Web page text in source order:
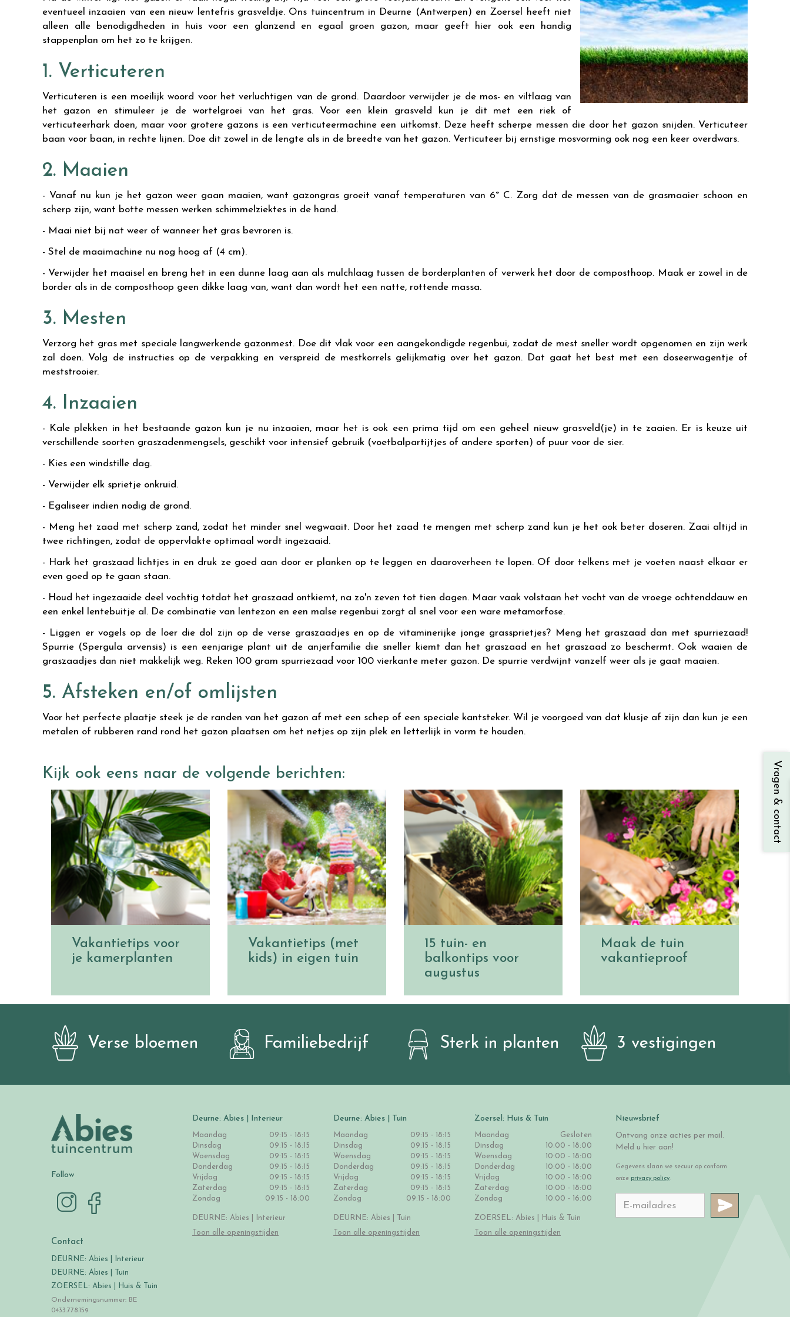
eventueel inzaaien van een nieuw lentefris grasveldje. Ons tuincentrum in Deurne (Antwerpen) en Zoersel heeft niet
alleen alle benodigdheden in huis voor een glanzend en egaal groen gazon, maar geeft hier ook een handig
stappenplan om het zo te krijgen.
1. Verticuteren
Verticuteren is een moeilijk woord voor het verluchtigen van de grond. Daardoor verwijder je de mos- en viltlaag van
het gazon en stimuleer je de wortelgroei van het gras. Voor een klein grasveld kun je dit met een riek of
verticuteerhark doen, maar voor grotere gazons is een verticuteermachine een uitkomst. Deze heeft scherpe messen die door het gazon snijden. Verticuteer
baan voor baan, in rechte lijnen. Doe dit zowel in de lengte als in de breedte van het gazon. Verticuteer bij ernstige mosvorming ook nog een keer overdwars.
2. Maaien
- Vanaf nu kun je het gazon weer gaan maaien, want gazongras groeit vanaf temperaturen van 6° C. Zorg dat de messen van de grasmaaier schoon en
scherp zijn, want botte messen werken schimmelziektes in de hand.
- Maai niet bij nat weer of wanneer het gras bevroren is.
- Stel de maaimachine nu nog hoog af (4 cm).
- Verwijder het maaisel en breng het in een dunne laag aan als mulchlaag tussen de borderplanten of verwerk het door de composthoop. Maak er zowel in de
border als in de composthoop geen dikke laag van, want dan wordt het een natte, rottende massa.
3. Mesten
Verzorg het gras met speciale langwerkende gazonmest. Doe dit vlak voor een aangekondigde regenbui, zodat de mest sneller wordt opgenomen en zijn werk
zal doen. Volg de instructies op de verpakking en verspreid de mestkorrels gelijkmatig over het gazon. Dat gaat het best met een doseerwagentje of
meststrooier.
4. Inzaaien
- Kale plekken in het bestaande gazon kun je nu inzaaien, maar het is ook een prima tijd om een geheel nieuw grasveld(je) in te zaaien. Er is keuze uit
verschillende soorten graszadenmengsels, geschikt voor intensief gebruik (voetbalpartijtjes of andere sporten) of puur voor de sier.
- Kies een windstille dag.
- Verwijder elk sprietje onkruid.
- Egaliseer indien nodig de grond.
- Meng het zaad met scherp zand, zodat het minder snel wegwaait. Door het zaad te mengen met scherp zand kun je het ook beter doseren. Zaai altijd in
twee richtingen, zodat de oppervlakte optimaal wordt ingezaaid.
- Hark het graszaad lichtjes in en druk ze goed aan door er planken op te leggen en daaroverheen te lopen. Of door telkens met je voeten naast elkaar er
even goed op te gaan staan.
- Houd het ingezaaide deel vochtig totdat het graszaad ontkiemt, na zo'n zeven tot tien dagen. Maar vaak volstaan het vocht van de vroege ochtenddauw en
een enkel lentebuitje al. De combinatie van lentezon en een malse regenbui zorgt al snel voor een ware metamorfose.
- Liggen er vogels op de loer die dol zijn op de verse graszaadjes en op de vitaminerijke jonge grassprietjes? Meng het graszaad dan met spurriezaad!
Spurrie (Spergula arvensis) is een eenjarige plant uit de anjerfamilie die sneller kiemt dan het graszaad en het graszaad zo beschermt. Ook waaien de
graszaadjes dan niet makkelijk weg. Reken 100 gram spurriezaad voor 100 vierkante meter gazon. De spurrie verdwijnt vanzelf weer als je gaat maaien.
5. Afsteken en/of omlijsten
Voor het perfecte plaatje steek je de randen van het gazon af met een schep of een speciale kantsteker. Wil je voorgoed van dat klusje af zijn dan kun je een
metalen of rubberen rand rond het gazon plaatsen om het netjes op zijn plek en letterlijk in vorm te houden.
Kijk ook eens naar de volgende berichten:
Vakantietips voor
je kamerplanten
Vakantietips (met
kids) in eigen tuin
15 tuin- en
balkontips voor
augustus
Maak de tuin
vakantieproof
Verse bloemen Familiebedrijf Sterk in planten 3 vestigingen
Follow
Contact
DEURNE: Abies | Interieur
DEURNE: Abies | Tuin
ZOERSEL: Abies | Huis & Tuin
Ondernemingsnummer: BE
0433.778.159
Deurne: Abies | Interieur
Maandag
09:15 - 18:15
Dinsdag
09:15 - 18:15
Woensdag
09:15 - 18:15
Donderdag
09:15 - 18:15
Vrijdag
09:15 - 18:15
Zaterdag
09:15 - 18:15
Zondag
09:15 - 18:00
DEURNE: Abies | Interieur
Toon alle openingstijden
Deurne: Abies | Tuin
Maandag
09:15 - 18:15
Dinsdag
09:15 - 18:15
Woensdag
09:15 - 18:15
Donderdag
09:15 - 18:15
Vrijdag
09:15 - 18:15
Zaterdag
09:15 - 18:15
Zondag
09:15 - 18:00
DEURNE: Abies | Tuin
Toon alle openingstijden
Zoersel: Huis & Tuin
Maandag
Gesloten
Dinsdag
10:00 - 18:00
Woensdag
10:00 - 18:00
Donderdag
10:00 - 18:00
Vrijdag
10:00 - 18:00
Zaterdag
10:00 - 18:00
Zondag
10:00 - 16:00
ZOERSEL: Abies | Huis & Tuin
Toon alle openingstijden
Nieuwsbrief
Ontvang onze acties per mail.
Meld u hier aan!
Gegevens slaan we secuur op conform
onze privacy policy.
Vragen & contact